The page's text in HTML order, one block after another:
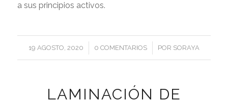
a sus principios activos.
19 AGOSTO, 2020
/ 0 COMENTARIOS
/ POR SORAYA
LAMINACIÓN DE